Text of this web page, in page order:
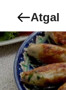
Atgal